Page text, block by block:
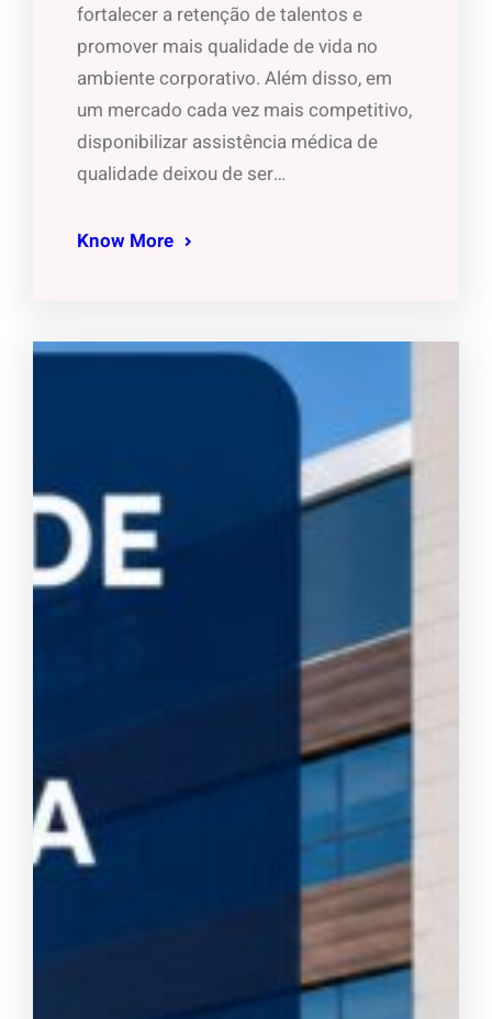
fortalecer a retenção de talentos e
promover mais qualidade de vida no
ambiente corporativo. Além disso, em
um mercado cada vez mais competitivo,
disponibilizar assistência médica de
qualidade deixou de ser…
Know More